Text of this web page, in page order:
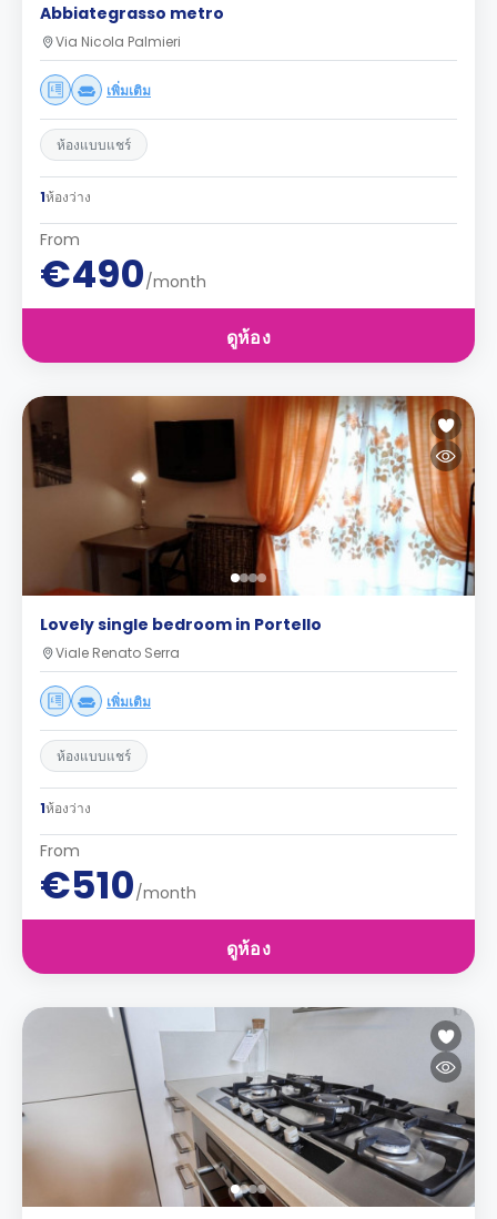
Abbiategrasso metro
Via Nicola Palmieri
เพิ่มเติม
ห้องแบบแชร์
1ห้องว่าง
From
€490/month
ดูห้อง
Lovely single bedroom in Portello
Viale Renato Serra
เพิ่มเติม
ห้องแบบแชร์
1ห้องว่าง
From
€510/month
ดูห้อง